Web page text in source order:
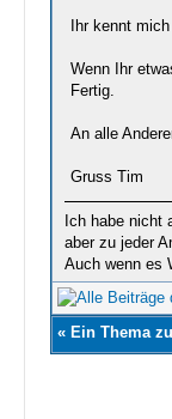
Ihr kennt
Wenn Ihr
Fertig.
An alle
Gruss Tim
Ich habe nicht
aber zu jeder
Auch wenn es
« Ein Thema